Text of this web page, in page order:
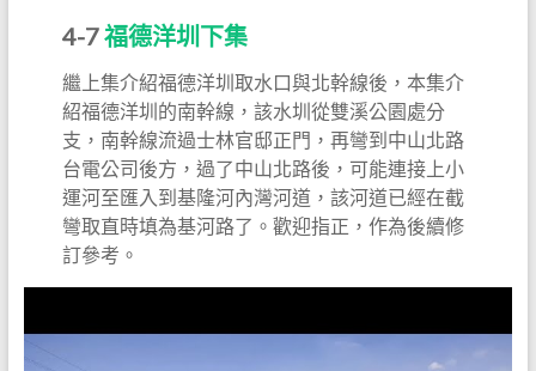
4-7福德洋圳下集
繼上集介紹福德洋圳取水口與北幹線後，本集介
紹福德洋圳的南幹線，該水圳從雙溪公園處分
支，南幹線流過士林官邸正門，再彎到中山北路
台電公司後方，過了中山北路後，可能連接上小
運河至匯入到基隆河內灣河道，該河道已經在截
彎取直時填為基河路了。歡迎指正，作為後續修
訂參考。